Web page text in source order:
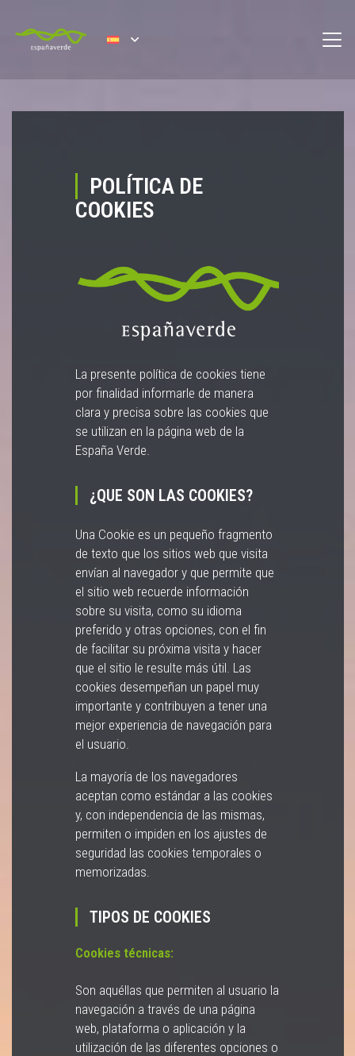
POLÍTICA DE
COOKIES
La presente política de cookies tiene
por finalidad informarle de manera
clara y precisa sobre las cookies que
se utilizan en la página web de la
España Verde.
¿QUE SON LAS COOKIES?
Una Cookie es un pequeño fragmento
de texto que los sitios web que visita
envían al navegador y que permite que
el sitio web recuerde información
sobre su visita, como su idioma
preferido y otras opciones, con el fin
de facilitar su próxima visita y hacer
que el sitio le resulte más útil. Las
cookies desempeñan un papel muy
importante y contribuyen a tener una
mejor experiencia de navegación para
el usuario.
La mayoría de los navegadores
aceptan como estándar a las cookies
y, con independencia de las mismas,
permiten o impiden en los ajustes de
seguridad las cookies temporales o
memorizadas.
TIPOS DE COOKIES
Cookies técnicas:
Son aquéllas que permiten al usuario la
navegación a través de una página
web, plataforma o aplicación y la
utilización de las diferentes opciones o